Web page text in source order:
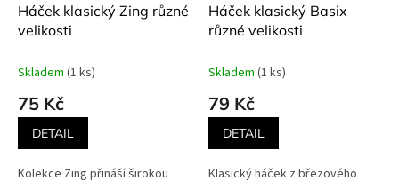
Háček klasický Zing různé
velikosti
Skladem (1 ks)
75 Kč
DETAIL
Kolekce Zing přináší širokou
Háček klasický Basix
různé velikosti
Skladem (1 ks)
79 Kč
DETAIL
Klasický háček z březového